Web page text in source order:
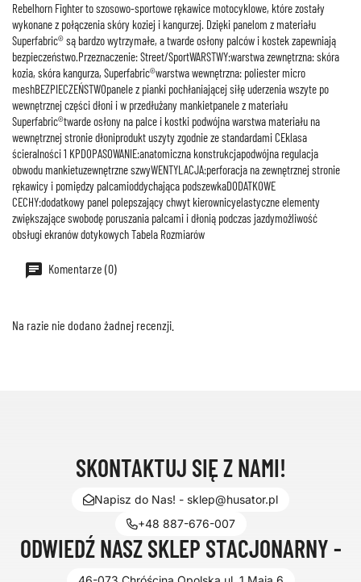
Rebelhorn Fighter to szosowo-sportowe rękawice motocyklowe, które zostały
wykonane z połączenia skóry koziej i kangurzej. Dzięki panelom z materiału
Superfabric® są bardzo wytrzymałe, a twarde osłony palców i kostek zapewniają
bezpieczeństwo.Przeznaczenie: Street/SportWARSTWY:warstwa zewnętrzna: skóra
kozia, skóra kangurza, Superfabric®warstwa wewnętrzna: poliester micro
meshBEZPIECZEŃSTWOpanele z pianki pochłaniającej siłę uderzenia wszyte po
wewnętrznej części dłoni i w przedłużany mankietpanele z materiału
Superfabric®twarde osłony na palce i kostki podwójna warstwa materiału na
wewnętrznej stronie dłoniprodukt uszyty zgodnie ze standardami CEklasa
ścieralności 1 KPDOPASOWANIE:anatomiczna konstrukcjapodwójna regulacja
obwodu mankietuzewnętrzne szwyWENTYLACJA:perforacja na zewnętrznej stronie
rękawicy i pomiędzy palcamioddychająca podszewkaDODATKOWE
CECHY:dodatkowy panel polepszający chwyt kierownicyelastyczne elementy
zwiększające swobodę poruszania palcami i dłonią podczas jazdymożliwość
obsługi ekranów dotykowych Tabela Rozmiarów
Komentarze (0)
Na razie nie dodano żadnej recenzji.
SKONTAKTUJ SIĘ Z NAMI!
Napisz do Nas! - sklep@husator.pl
+48 887-676-007
ODWIEDŹ NASZ SKLEP STACJONARNY -